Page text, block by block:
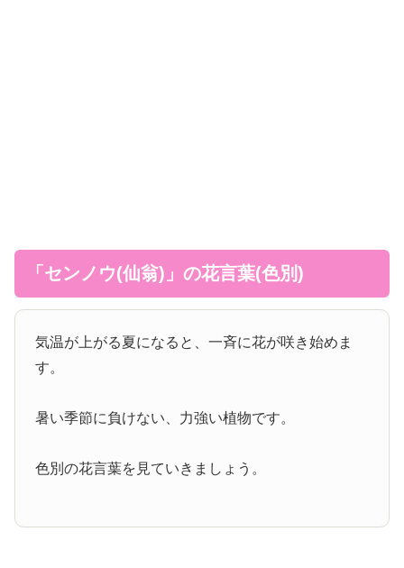
「センノウ(仙翁)」の花言葉(色別)
気温が上がる夏になると、一斉に花が咲き始めま
す。
暑い季節に負けない、力強い植物です。
色別の花言葉を見ていきましょう。